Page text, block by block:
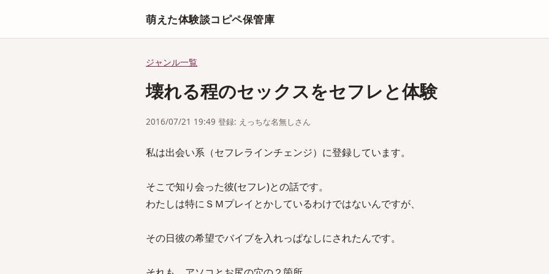
萌えた体験談コピペ保管庫
ジャンル一覧
壊れる程のセックスをセフレと体験
2016/07/21 19:49 登録: えっちな名無しさん
私は出会い系（セフレラインチェンジ）に登録しています。
そこで知り会った彼(セフレ)との話です。
わたしは特にＳＭプレイとかしているわけではないんですが、
その日彼の希望でバイブを入れっぱなしにされたんです。